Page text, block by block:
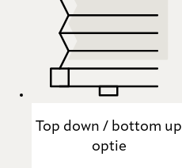
Top down / bottom up
optie